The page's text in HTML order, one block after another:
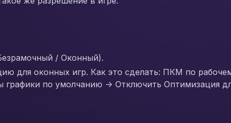
/ Оконный).
для оконных игр. Как это сделать: ПКМ по
по умолчанию -> Отключить Оптимизация